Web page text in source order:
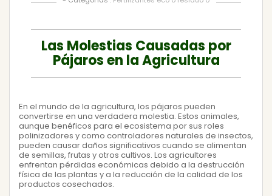
Las Molestias Causadas por
Pájaros en la Agricultura
En el mundo de la agricultura, los pájaros pueden
convertirse en una verdadera molestia. Estos animales,
aunque benéficos para el ecosistema por sus roles
polinizadores y como controladores naturales de insectos,
pueden causar daños significativos cuando se alimentan
de semillas, frutas y otros cultivos. Los agricultores
enfrentan pérdidas económicas debido a la destrucción
física de las plantas y a la reducción de la calidad de los
productos cosechados.